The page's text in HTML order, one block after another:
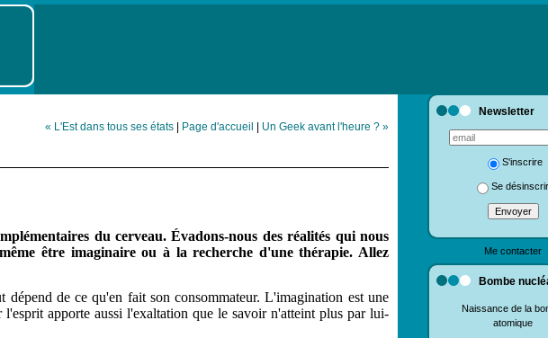
Newsletter
S'inscrire
Se
Me contacter
Bombe
Naissance de la
atomique
« L'Est dans tous ses états | Page d'accueil | Un Geek avant l'heure ? »
du cerveau. Évadons-nous des réalités qui nous
être imaginaire ou à la recherche d'une thérapie. Allez
de ce qu'en fait son consommateur. L'imagination est une
apporte aussi l'exaltation que le savoir n'atteint plus par lui-